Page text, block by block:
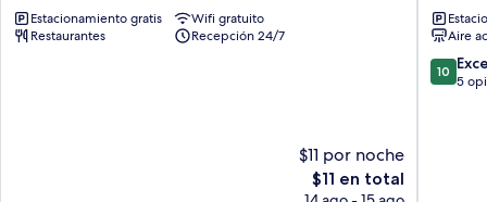
INN
Daba
Estacionamiento gratis
Wifi gratuito
Restaurantes
Recepción 24/7
$11 por noche
El
precio
$11 en total
Aire
10.0
de
10
5